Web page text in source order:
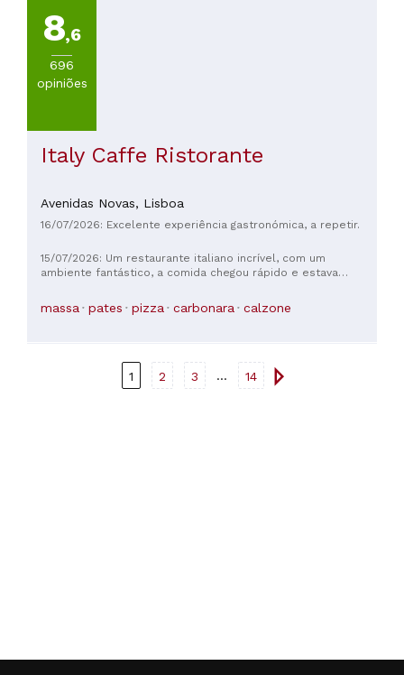
8,6
696
opiniões
Italy Caffe Ristorante
Avenidas Novas, Lisboa
16/07/2026: Excelente experiência gastronómica, a repetir.
15/07/2026: Um restaurante italiano incrível, com um
ambiente fantástico, a comida chegou rápido e estava
e trufas e estava maravilhoso. O garçom foi muito simpático
e garantiu que tivéssemos tudo o que precisávamos. Com
massa pates pizza carbonara calzone
1 2 3 ... 14